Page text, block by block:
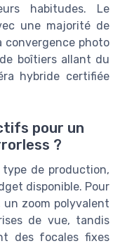
habitudes. Le
une majorité de
convergence photo
boîtiers allant du
hybride certifiée
pour un
?
de production,
disponible. Pour
zoom polyvalent
de vue, tandis
des focales fixes